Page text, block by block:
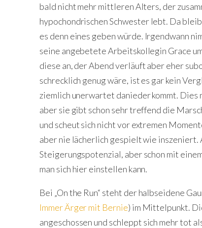
bald nicht mehr mittleren Alters, der
hypochondrischen Schwester lebt. Da
es denn eines geben würde. Irgendwann
seine angebetete Arbeitskollegin Grace
diese an, der Abend verläuft aber eher
schrecklich genug wäre, ist es gar kein
ziemlich unerwartet danieder kommt. Dies
aber sie gibt schon sehr treffend die
und scheut sich nicht vor extremen
aber nie lächerlich gespielt wie
Steigerungspotenzial, aber schon mit
man sich hier einstellen kann.
Bei „On the Run“ steht der halbseidene
Immer Ärger mit Bernie) im Mittelpunkt.
angeschossen und schleppt sich mehr tot